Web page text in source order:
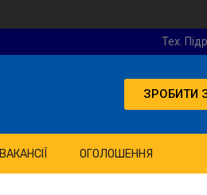
Тех.
ЗРОБИТИ
ВАКАНСІЇ ОГОЛОШЕННЯ